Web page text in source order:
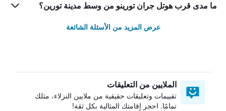
ما مدى قرب هوتل جران تورينو من وسط مدينة تورين؟
عرض المزيد من الأسئلة الشائعة
الملايين من التعليقات
تقييمات وتعليقات حقيقية من ملايين النزلاء، مثلك
تمامًا. احجز إقامتك المثالية بكل ثقة!